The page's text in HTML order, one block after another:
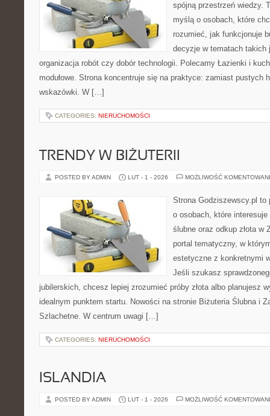
spójną przestrzeń wiedzy.
myślą o osobach, które
rozumieć, jak funkcjonuje
decyzje w tematach takich
organizacja robót czy dobór technologii. Polecamy Łazienki i
modułowe. Strona koncentruje się na praktyce: zamiast pustych
wskazówki. W […]
CATEGORIES: NIERUCHOMOŚCI
TRENDY W BIŻUTERII
POSTED BY ADMIN LUT - 1 - 2026 MOŻLIWOŚĆ
Strona Godziszewscy.pl
o osobach, które
ślubne oraz odkup złota w
portal tematyczny, w
estetyczne z konkretnymi
Jeśli szukasz
jubilerskich, chcesz lepiej zrozumieć próby złota albo planujesz
idealnym punktem startu. Nowości na stronie Biżuteria Ślubna i
Szlachetne. W centrum uwagi […]
CATEGORIES: NIERUCHOMOŚCI
ISLANDIA
POSTED BY ADMIN LUT - 1 - 2026 MOŻLIWOŚĆ